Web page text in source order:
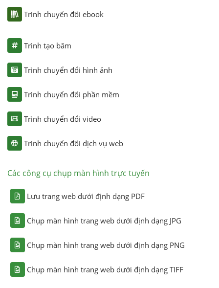
Trình chuyển đổi ebook
Trình tạo băm
Trình chuyển đổi hình ảnh
Trình chuyển đổi phần mềm
Trình chuyển đổi video
Trình chuyển đổi dịch vụ web
Các công cụ chụp màn hình trực tuyến
Lưu trang web dưới định dạng PDF
Chụp màn hình trang web dưới định dạng JPG
Chụp màn hình trang web dưới định dạng PNG
Chụp màn hình trang web dưới định dạng TIFF